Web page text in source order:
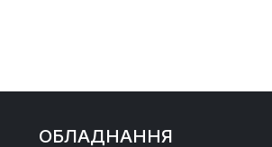
ОБЛАДНАННЯ